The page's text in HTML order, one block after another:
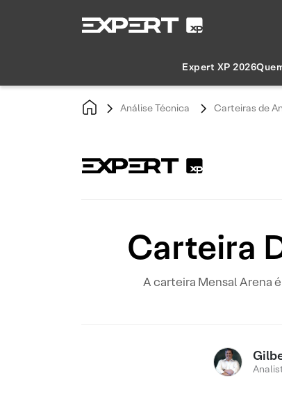
Expert XP 2026
Análise Técnica Carteiras de
Carteira
A carteira Mensal Arena